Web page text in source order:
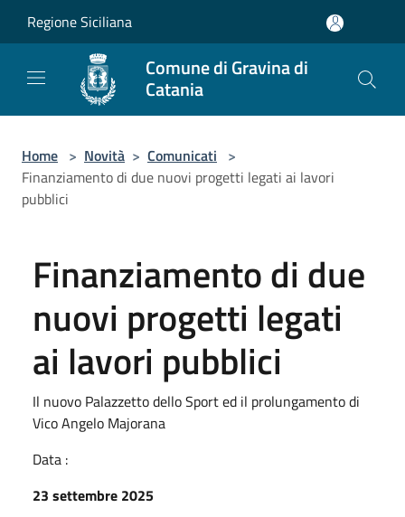
Regione Siciliana
Comune di Gravina di
Catania
Home > Novità > Comunicati >
Finanziamento di due nuovi progetti legati ai lavori
pubblici
Finanziamento di due
nuovi progetti legati
ai lavori pubblici
Il nuovo Palazzetto dello Sport ed il prolungamento di
Vico Angelo Majorana
Data :
23 settembre 2025